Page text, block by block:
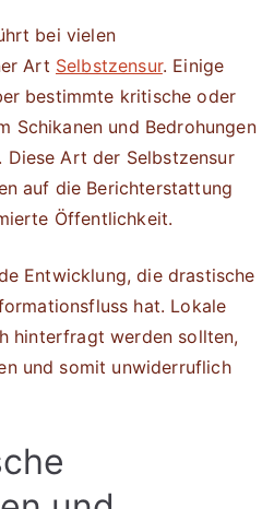
bei vielen
Art Selbstzensur. Einige
bestimmte kritische oder
Schikanen und Bedrohungen
Diese Art der Selbstzensur
auf die Berichterstattung
Öffentlichkeit.
Entwicklung, die drastische
hat. Lokale
hinterfragt werden sollten,
und somit unwiderruflich